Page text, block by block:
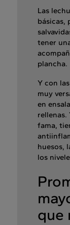
Las
básicas,
tener
plancha.
Y con
muy
en
rellenas.
fama,
huesos,
los
que